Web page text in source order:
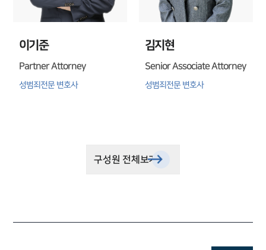
이기준
Partner Attorney
성범죄전문 변호사
김지현
Senior Associate Attorney
성범죄전문 변호사
구성원 전체보기